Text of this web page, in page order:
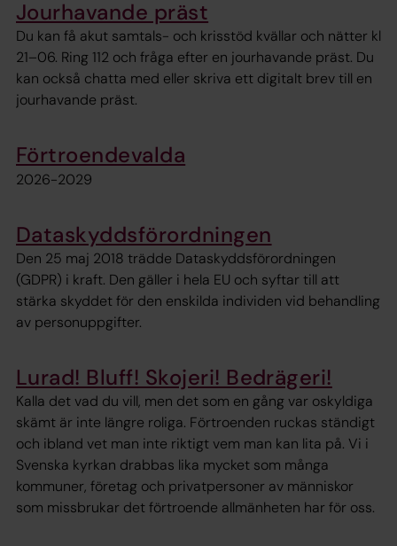
Jourhavande präst
Du kan få akut samtals- och krisstöd kvällar och nätter kl
21–06. Ring 112 och fråga efter en jourhavande präst. Du
kan också chatta med eller skriva ett digitalt brev till en
jourhavande präst.
Förtroendevalda
2026-2029
Dataskyddsförordningen
Den 25 maj 2018 trädde Dataskyddsförordningen
(GDPR) i kraft. Den gäller i hela EU och syftar till att
stärka skyddet för den enskilda individen vid behandling
av personuppgifter.
Lurad! Bluff! Skojeri! Bedrägeri!
Kalla det vad du vill, men det som en gång var oskyldiga
skämt är inte längre roliga. Förtroenden ruckas ständigt
och ibland vet man inte riktigt vem man kan lita på. Vi i
Svenska kyrkan drabbas lika mycket som många
kommuner, företag och privatpersoner av människor
som missbrukar det förtroende allmänheten har för oss.